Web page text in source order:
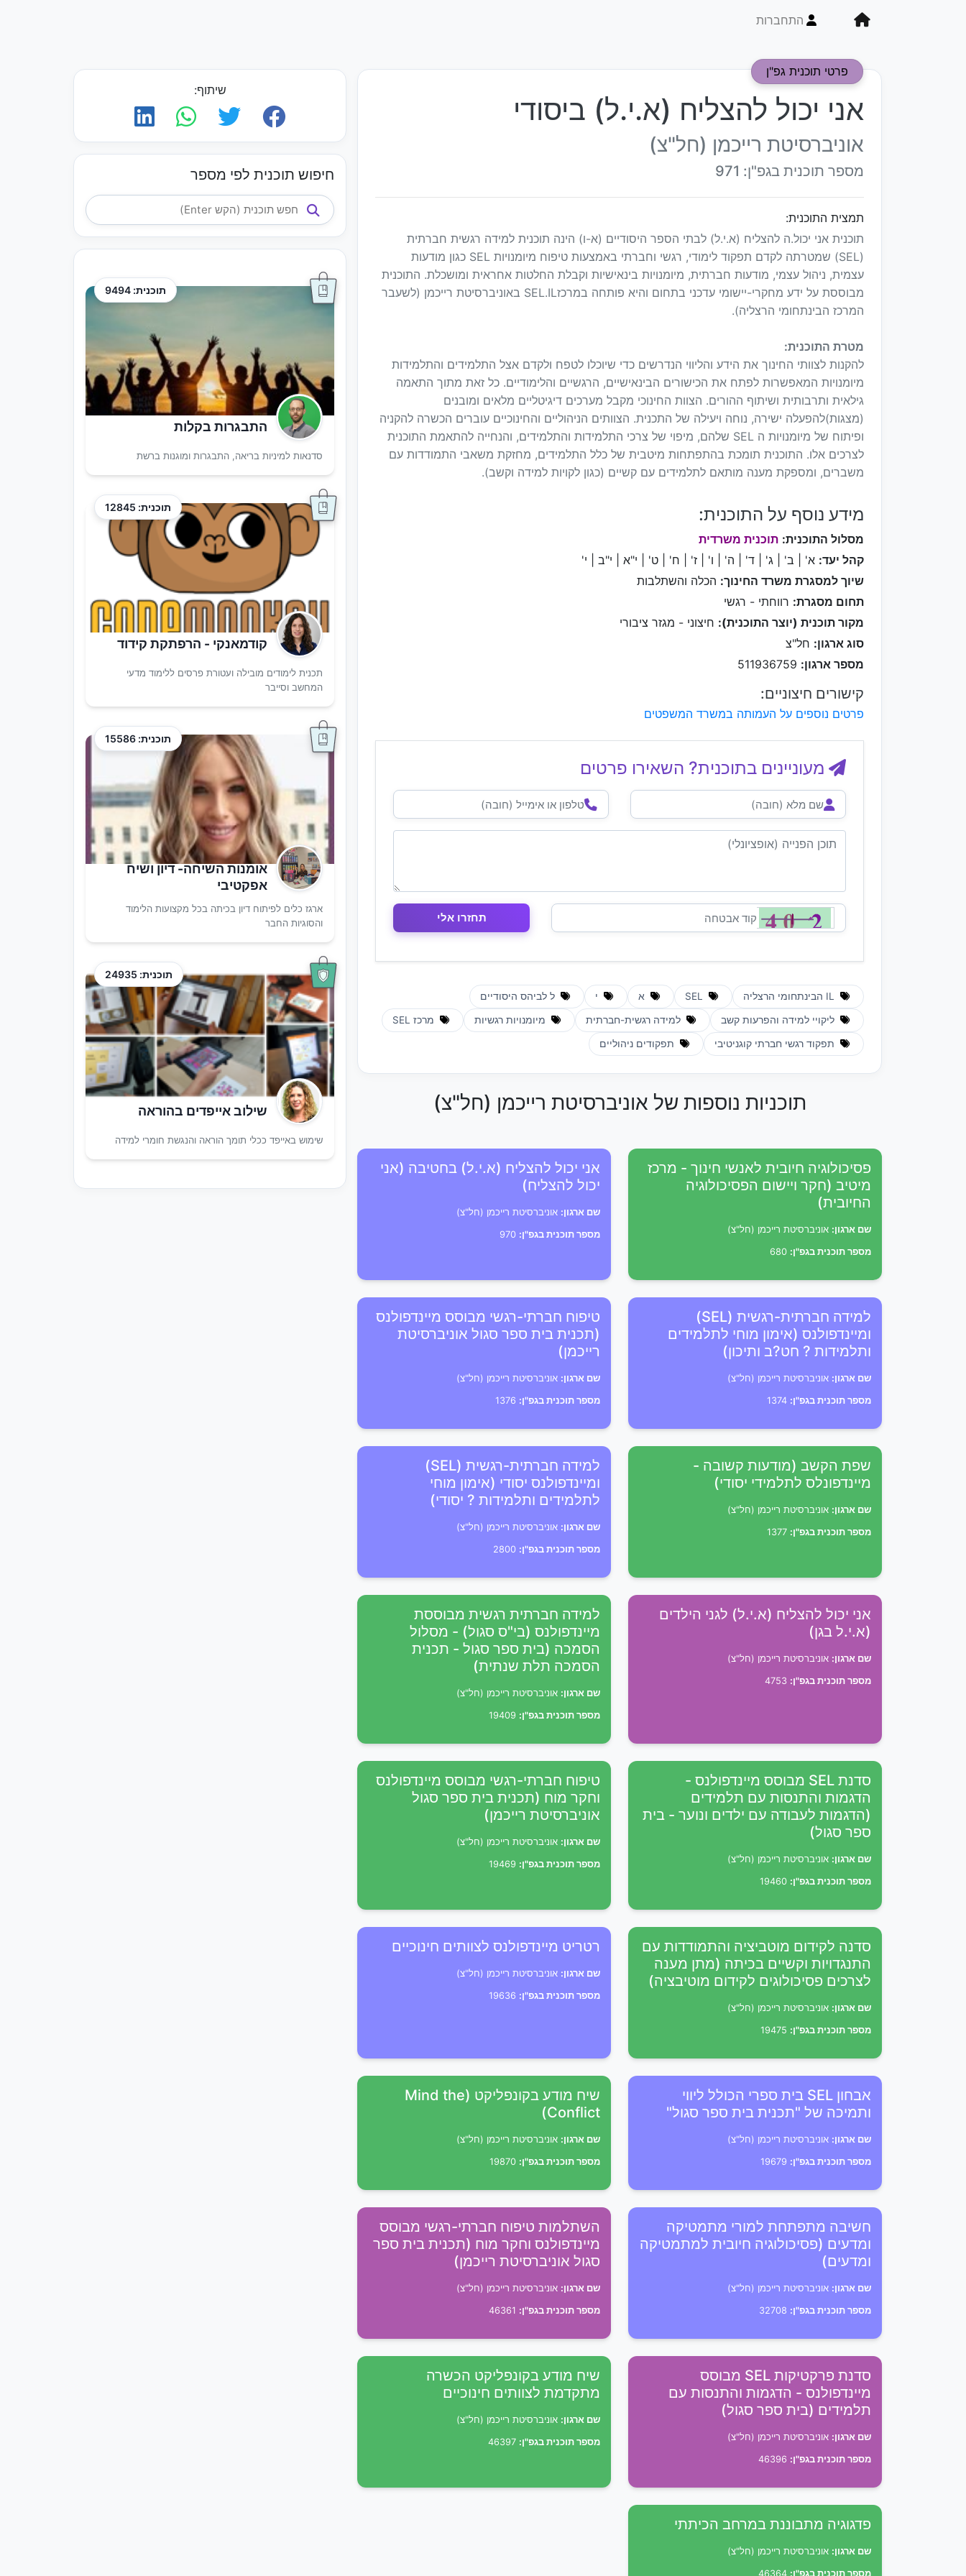
התחברות
פרטי תוכנית גפ"ן
אני יכול להצליח (א.י.ל) ביסודי
אוניברסיטת רייכמן (חל"צ)
מספר תוכנית בגפ"ן: 971
תמצית התוכנית:
תוכנית אני יכול.ה להצליח (א.י.ל) לבתי הספר היסודיים (א-ו) הינה תוכנית למידה רגשית חברתית
(SEL) שמטרתה לקדם תפקוד לימודי, רגשי וחברתי באמצעות טיפוח מיומנויות SEL כגון מודעות
עצמית, ניהול עצמי, מודעות חברתית, מיומנויות בינאישיות וקבלת החלטות אחראית ומושכלת. התוכנית
מבוססת על ידע מחקרי-יישומי עדכני בתחום והיא פותחה במרכזSEL.IL באוניברסיטת רייכמן (לשעבר
המרכז הבינתחומי הרצליה).
מטרת התוכנית:
להקנות לצוותי החינוך את הידע והליווי הנדרשים כדי שיוכלו לטפח ולקדם אצל התלמידים והתלמידות
מיומנויות המאפשרות לפתח את הכישורים הבינאישיים, הרגשיים והלימודיים. כל זאת מתוך התאמה
גילאית ותרבותית ושיתוף ההורים. הצוות החינוכי מקבל מערכים דיגיטליים מלאים ומובנים
(מצגות)להפעלה ישירה, נוחה ויעילה של התכנית. הצוותים הניהוליים והחינוכיים עוברים הכשרה להקניה
ופיתוח של מיומנויות ה SEL שלהם, מיפוי של צרכי התלמידות והתלמידים, והנחייה להתאמת התוכנית
לצרכים אלו. התוכנית תומכת בהתפתחות מיטבית של כלל התלמידים, מחזקת משאבי התמודדות עם
משברים, ומספקת מענה מותאם לתלמידים עם קשיים (כגון לקויות למידה וקשב).
מידע נוסף על התוכנית:
מסלול התוכנית: תוכנית משרדית
קהל יעד: א' | ב' | ג' | ד' | ה' | ו' | ז' | ח' | ט' | י"א | י"ב | י'
שיוך למסגרת משרד החינוך: הכלה והשתלבות
תחום מסגרת: רווחתי - רגשי
מקור תוכנית (יוצר התוכנית): חיצוני - מגזר ציבורי
סוג ארגון: חל"צ
מספר ארגון:
קישורים חיצוניים:
פרטים נוספים על העמותה במשרד המשפטים
מעוניינים בתוכנית? השאירו פרטים
א י ל לביהס היסודיים
ליקויי למידה והפרעות קשב למידה רגשית-חברתית מיומנויות רגשיות מרכז SEL
תפקוד רגשי חברתי קוגניטיבי תפקודים ניהוליים
תוכניות נוספות של אוניברסיטת רייכמן (חל"צ)
פסיכולוגיה חיובית לאנשי חינוך - מרכז
מיטיב (חקר ויישום הפסיכולוגיה
החיובית)
שם ארגון: אוניברסיטת רייכמן (חל"צ)
מספר תוכנית בגפ"ן:
אני יכול להצליח (א.י.ל) בחטיבה (אני
יכול להצליח)
שם ארגון: אוניברסיטת רייכמן (חל"צ)
מספר תוכנית בגפ"ן:
למידה חברתית-רגשית (SEL)
ומיינדפולנס (אימון מוחי לתלמידים
ותלמידות ? חט?ב ותיכון)
שם ארגון: אוניברסיטת רייכמן (חל"צ)
מספר תוכנית בגפ"ן:
טיפוח חברתי-רגשי מבוסס מיינדפולנס
(תכנית בית ספר סגול אוניברסיטת
רייכמן)
שם ארגון: אוניברסיטת רייכמן (חל"צ)
מספר תוכנית בגפ"ן:
שפת הקשב (מודעות קשובה -
מיינדפונלס לתלמידי יסודי)
שם ארגון: אוניברסיטת רייכמן (חל"צ)
מספר תוכנית בגפ"ן:
למידה חברתית-רגשית (SEL)
ומיינדפולנס יסודי (אימון מוחי
לתלמידים ותלמידות ? יסודי)
שם ארגון: אוניברסיטת רייכמן (חל"צ)
מספר תוכנית בגפ"ן:
אני יכול להצליח (א.י.ל) לגני הילדים
(א.י.ל בגן)
שם ארגון: אוניברסיטת רייכמן (חל"צ)
מספר תוכנית בגפ"ן:
למידה חברתית רגשית מבוססת
מיינדפולנס (בי"ס סגול) - מסלול
הסמכה (בית ספר סגול - תכנית
הסמכה תלת שנתית)
שם ארגון: אוניברסיטת רייכמן (חל"צ)
מספר תוכנית בגפ"ן:
סדנת SEL מבוסס מיינדפולנס -
הדגמות והתנסות עם תלמידים
(הדגמות לעבודה עם ילדים ונוער - בית
ספר סגול)
שם ארגון: אוניברסיטת רייכמן (חל"צ)
מספר תוכנית בגפ"ן:
טיפוח חברתי-רגשי מבוסס מיינדפולנס
וחקר מוח (תכנית בית ספר סגול
אוניברסיטת רייכמן)
שם ארגון: אוניברסיטת רייכמן (חל"צ)
מספר תוכנית בגפ"ן:
סדנה לקידום מוטביציה והתמודדות עם
התנגדויות וקשיים בכיתה (מתן מענה
לצרכים פסיכולוגים לקידום מוטיבציה)
שם ארגון: אוניברסיטת רייכמן (חל"צ)
מספר תוכנית בגפ"ן:
רטריט מיינדפולנס לצוותים חינוכיים
שם ארגון: אוניברסיטת רייכמן (חל"צ)
מספר תוכנית בגפ"ן:
אבחון SEL בית ספרי הכולל ליווי
ותמיכה של "תכנית בית ספר סגול"
שם ארגון: אוניברסיטת רייכמן (חל"צ)
מספר תוכנית בגפ"ן:
שיח מודע בקונפליקט (Mind the
Conflict)
שם ארגון: אוניברסיטת רייכמן (חל"צ)
מספר תוכנית בגפ"ן:
חשיבה מתפתחת למורי מתמטיקה
ומדעים (פסיכולוגיה חיובית למתמטיקה
ומדעים)
שם ארגון: אוניברסיטת רייכמן (חל"צ)
מספר תוכנית בגפ"ן:
השתלמות טיפוח חברתי-רגשי מבוסס
מיינדפולנס וחקר מוח (תכנית בית ספר
סגול אוניברסיטת רייכמן)
שם ארגון: אוניברסיטת רייכמן (חל"צ)
מספר תוכנית בגפ"ן:
סדנת פרקטיקות SEL מבוסס
מיינדפולנס - הדגמות והתנסות עם
תלמידים (בית ספר סגול)
שם ארגון: אוניברסיטת רייכמן (חל"צ)
מספר תוכנית בגפ"ן:
שיח מודע בקונפליקט הכשרה
מתקדמת לצוותים חינוכיים
שם ארגון: אוניברסיטת רייכמן (חל"צ)
מספר תוכנית בגפ"ן:
פדגוגיה מתבוננת במרחב הכיתתי
שם ארגון: אוניברסיטת רייכמן (חל"צ)
מספר תוכנית בגפ"ן:
שיתוף:
חיפוש תוכנית לפי מספר
תוכנית: 9494
התבגרות בקלות
סדנאות למיניות בריאה, התבגרות ומוגנות ברשת
תוכנית: 12845
קודמאנקי - הרפתקת קידוד
תכנית לימודים מובילה ועטורת פרסים ללימוד מדעי
המחשב וסייבר
תוכנית: 15586
אומנות השיחה- דיון ושיח
אפקטיבי
ארגז כלים לפיתוח דיון בכיתה בכל מקצועות הלימוד
והסוגיות החבר
תוכנית: 24935
שילוב אייפדים בהוראה
שימוש באייפד ככלי תומך הוראה והנגשת חומרי למידה